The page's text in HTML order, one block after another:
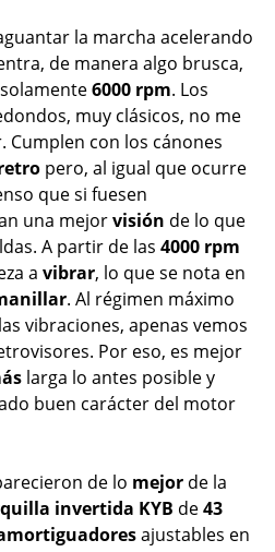
la marcha acelerando
de manera algo brusca,
6000 rpm. Los
muy clásicos, no me
Cumplen con los cánones
pero, al igual que ocurre
que si fuesen
una mejorvisión de lo que
A partir de las 4000 rpm
a vibrar, lo que se nota en
. Al régimen máximo
vibraciones, apenas vemos
Por eso, es mejor
larga lo antes posible y
buen carácter del motor
de lo mejor de la
invertida KYB de43
ajustables en